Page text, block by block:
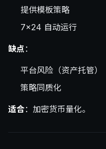
提供模板策略
7×24 自动运行
缺点：
平台风险（资产托管）
策略同质化
适合：加密货币量化。